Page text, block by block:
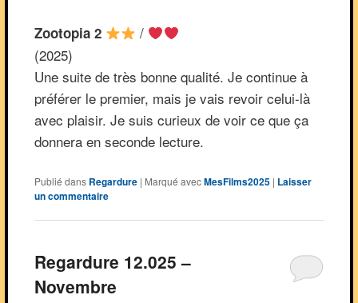
Zootopia 2
/
(2025)
Une suite de très bonne qualité. Je continue à
préférer le premier, mais je vais revoir celui-là
avec plaisir. Je suis curieux de voir ce que ça
donnera en seconde lecture.
Publié dans Regardure | Marqué avec MesFilms2025 | Laisser
un commentaire
Regardure 12.025 –
Novembre